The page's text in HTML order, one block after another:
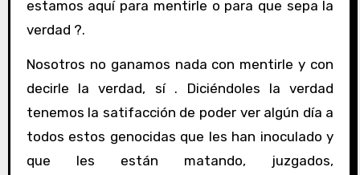
estamos aquí para mentirle o para que sepa la
verdad ?.
Nosotros no ganamos nada con mentirle y con
decirle la verdad, sí . Diciéndoles la verdad
tenemos la satifacción de poder ver algún día a
todos estos genocidas que les han inoculado y
que les están matando, juzgados,